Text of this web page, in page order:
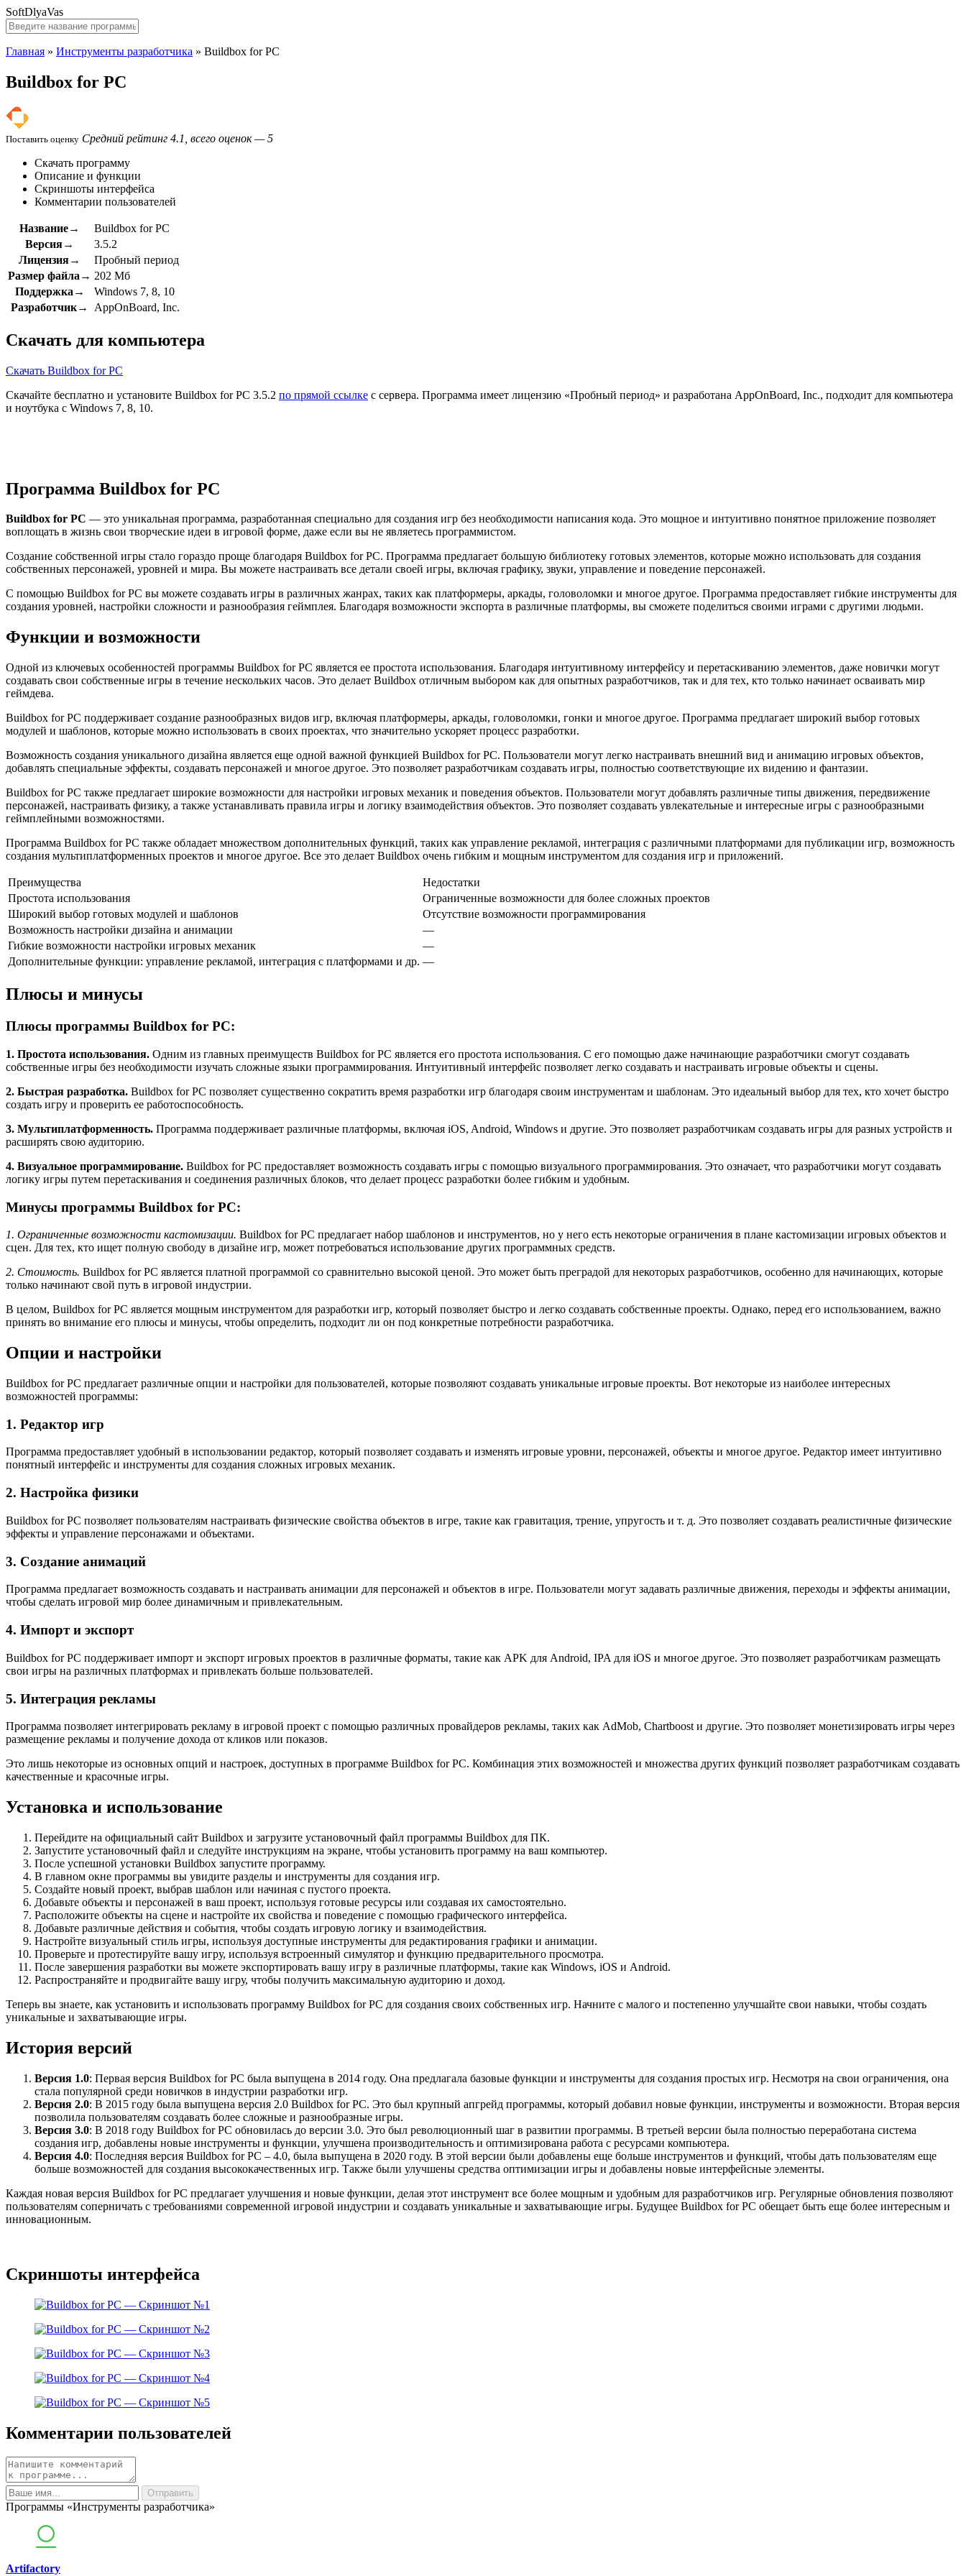
SoftDlyaVas
Главная » Инструменты разработчика » Buildbox for PC
Buildbox for PC
Поставить оценку Средний рейтинг 4.1, всего оценок — 5
Скачать программу
Описание и функции
Скриншоты интерфейса
Комментарии пользователей
Название→
Buildbox for PC
Версия→
3.5.2
Лицензия→
Пробный период
Размер файла→ 202 Мб
Поддержка→
Windows 7, 8, 10
Разработчик→
AppOnBoard, Inc.
Скачать для компьютера
Скачать Buildbox for PC
Скачайте бесплатно и установите Buildbox for PC 3.5.2 по прямой ссылке с сервера. Программа имеет лицензию «Пробный период» и разработана AppOnBoard, Inc., подходит для компьютера
и ноутбука с Windows 7, 8, 10.
Программа Buildbox for PC
Buildbox for PC — это уникальная программа, разработанная специально для создания игр без необходимости написания кода. Это мощное и интуитивно понятное приложение позволяет
воплощать в жизнь свои творческие идеи в игровой форме, даже если вы не являетесь программистом.
Создание собственной игры стало гораздо проще благодаря Buildbox for PC. Программа предлагает большую библиотеку готовых элементов, которые можно использовать для создания
собственных персонажей, уровней и мира. Вы можете настраивать все детали своей игры, включая графику, звуки, управление и поведение персонажей.
С помощью Buildbox for PC вы можете создавать игры в различных жанрах, таких как платформеры, аркады, головоломки и многое другое. Программа предоставляет гибкие инструменты для
создания уровней, настройки сложности и разнообразия геймплея. Благодаря возможности экспорта в различные платформы, вы сможете поделиться своими играми с другими людьми.
Функции и возможности
Одной из ключевых особенностей программы Buildbox for PC является ее простота использования. Благодаря интуитивному интерфейсу и перетаскиванию элементов, даже новички могут
создавать свои собственные игры в течение нескольких часов. Это делает Buildbox отличным выбором как для опытных разработчиков, так и для тех, кто только начинает осваивать мир
геймдева.
Buildbox for PC поддерживает создание разнообразных видов игр, включая платформеры, аркады, головоломки, гонки и многое другое. Программа предлагает широкий выбор готовых
модулей и шаблонов, которые можно использовать в своих проектах, что значительно ускоряет процесс разработки.
Возможность создания уникального дизайна является еще одной важной функцией Buildbox for PC. Пользователи могут легко настраивать внешний вид и анимацию игровых объектов,
добавлять специальные эффекты, создавать персонажей и многое другое. Это позволяет разработчикам создавать игры, полностью соответствующие их видению и фантазии.
Buildbox for PC также предлагает широкие возможности для настройки игровых механик и поведения объектов. Пользователи могут добавлять различные типы движения, передвижение
персонажей, настраивать физику, а также устанавливать правила игры и логику взаимодействия объектов. Это позволяет создавать увлекательные и интересные игры с разнообразными
геймплейными возможностями.
Программа Buildbox for PC также обладает множеством дополнительных функций, таких как управление рекламой, интеграция с различными платформами для публикации игр, возможность
создания мультиплатформенных проектов и многое другое. Все это делает Buildbox очень гибким и мощным инструментом для создания игр и приложений.
Преимущества
Недостатки
Простота использования
Ограниченные возможности для более сложных проектов
Широкий выбор готовых модулей и шаблонов
Отсутствие возможности программирования
Возможность настройки дизайна и анимации
—
Гибкие возможности настройки игровых механик
—
Дополнительные функции: управление рекламой, интеграция с платформами и др. —
Плюсы и минусы
Плюсы программы Buildbox for PC:
1. Простота использования. Одним из главных преимуществ Buildbox for PC является его простота использования. С его помощью даже начинающие разработчики смогут создавать
собственные игры без необходимости изучать сложные языки программирования. Интуитивный интерфейс позволяет легко создавать и настраивать игровые объекты и сцены.
2. Быстрая разработка. Buildbox for PC позволяет существенно сократить время разработки игр благодаря своим инструментам и шаблонам. Это идеальный выбор для тех, кто хочет быстро
создать игру и проверить ее работоспособность.
3. Мультиплатформенность. Программа поддерживает различные платформы, включая iOS, Android, Windows и другие. Это позволяет разработчикам создавать игры для разных устройств и
расширять свою аудиторию.
4. Визуальное программирование. Buildbox for PC предоставляет возможность создавать игры с помощью визуального программирования. Это означает, что разработчики могут создавать
логику игры путем перетаскивания и соединения различных блоков, что делает процесс разработки более гибким и удобным.
Минусы программы Buildbox for PC:
1. Ограниченные возможности кастомизации. Buildbox for PC предлагает набор шаблонов и инструментов, но у него есть некоторые ограничения в плане кастомизации игровых объектов и
сцен. Для тех, кто ищет полную свободу в дизайне игр, может потребоваться использование других программных средств.
2. Стоимость. Buildbox for PC является платной программой со сравнительно высокой ценой. Это может быть преградой для некоторых разработчиков, особенно для начинающих, которые
только начинают свой путь в игровой индустрии.
В целом, Buildbox for PC является мощным инструментом для разработки игр, который позволяет быстро и легко создавать собственные проекты. Однако, перед его использованием, важно
принять во внимание его плюсы и минусы, чтобы определить, подходит ли он под конкретные потребности разработчика.
Опции и настройки
Buildbox for PC предлагает различные опции и настройки для пользователей, которые позволяют создавать уникальные игровые проекты. Вот некоторые из наиболее интересных
возможностей программы:
1. Редактор игр
Программа предоставляет удобный в использовании редактор, который позволяет создавать и изменять игровые уровни, персонажей, объекты и многое другое. Редактор имеет интуитивно
понятный интерфейс и инструменты для создания сложных игровых механик.
2. Настройка физики
Buildbox for PC позволяет пользователям настраивать физические свойства объектов в игре, такие как гравитация, трение, упругость и т. д. Это позволяет создавать реалистичные физические
эффекты и управление персонажами и объектами.
3. Создание анимаций
Программа предлагает возможность создавать и настраивать анимации для персонажей и объектов в игре. Пользователи могут задавать различные движения, переходы и эффекты анимации,
чтобы сделать игровой мир более динамичным и привлекательным.
4. Импорт и экспорт
Buildbox for PC поддерживает импорт и экспорт игровых проектов в различные форматы, такие как APK для Android, IPA для iOS и многое другое. Это позволяет разработчикам размещать
свои игры на различных платформах и привлекать больше пользователей.
5. Интеграция рекламы
Программа позволяет интегрировать рекламу в игровой проект с помощью различных провайдеров рекламы, таких как AdMob, Chartboost и другие. Это позволяет монетизировать игры через
размещение рекламы и получение дохода от кликов или показов.
Это лишь некоторые из основных опций и настроек, доступных в программе Buildbox for PC. Комбинация этих возможностей и множества других функций позволяет разработчикам создавать
качественные и красочные игры.
Установка и использование
Перейдите на официальный сайт Buildbox и загрузите установочный файл программы Buildbox для ПК.
Запустите установочный файл и следуйте инструкциям на экране, чтобы установить программу на ваш компьютер.
После успешной установки Buildbox запустите программу.
В главном окне программы вы увидите разделы и инструменты для создания игр.
Создайте новый проект, выбрав шаблон или начиная с пустого проекта.
Добавьте объекты и персонажей в ваш проект, используя готовые ресурсы или создавая их самостоятельно.
Расположите объекты на сцене и настройте их свойства и поведение с помощью графического интерфейса.
Добавьте различные действия и события, чтобы создать игровую логику и взаимодействия.
Настройте визуальный стиль игры, используя доступные инструменты для редактирования графики и анимации.
Проверьте и протестируйте вашу игру, используя встроенный симулятор и функцию предварительного просмотра.
После завершения разработки вы можете экспортировать вашу игру в различные платформы, такие как Windows, iOS и Android.
Распространяйте и продвигайте вашу игру, чтобы получить максимальную аудиторию и доход.
Теперь вы знаете, как установить и использовать программу Buildbox for PC для создания своих собственных игр. Начните с малого и постепенно улучшайте свои навыки, чтобы создать
уникальные и захватывающие игры.
История версий
Версия 1.0: Первая версия Buildbox for PC была выпущена в 2014 году. Она предлагала базовые функции и инструменты для создания простых игр. Несмотря на свои ограничения, она
стала популярной среди новичков в индустрии разработки игр.
Версия 2.0: В 2015 году была выпущена версия 2.0 Buildbox for PC. Это был крупный апгрейд программы, который добавил новые функции, инструменты и возможности. Вторая версия
позволила пользователям создавать более сложные и разнообразные игры.
Версия 3.0: В 2018 году Buildbox for PC обновилась до версии 3.0. Это был революционный шаг в развитии программы. В третьей версии была полностью переработана система
создания игр, добавлены новые инструменты и функции, улучшена производительность и оптимизирована работа с ресурсами компьютера.
Версия 4.0: Последняя версия Buildbox for PC – 4.0, была выпущена в 2020 году. В этой версии были добавлены еще больше инструментов и функций, чтобы дать пользователям еще
больше возможностей для создания высококачественных игр. Также были улучшены средства оптимизации игры и добавлены новые интерфейсные элементы.
Каждая новая версия Buildbox for PC предлагает улучшения и новые функции, делая этот инструмент все более мощным и удобным для разработчиков игр. Регулярные обновления позволяют
пользователям соперничать с требованиями современной игровой индустрии и создавать уникальные и захватывающие игры. Будущее Buildbox for PC обещает быть еще более интересным и
инновационным.
Скриншоты интерфейса
Комментарии пользователей
Программы «Инструменты разработчика»
Artifactory